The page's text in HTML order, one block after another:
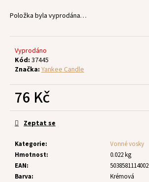
Položka byla vyprodána…
Vyprodáno
Kód: 37445
Značka: Yankee Candle
76 Kč
Měrná
cena:
Kategorie:
Vonné vosky
Hmotnost:
0.022 kg
EAN:
5038581114002
Barva:
Krémová
Zeptat se
o
u
u
m